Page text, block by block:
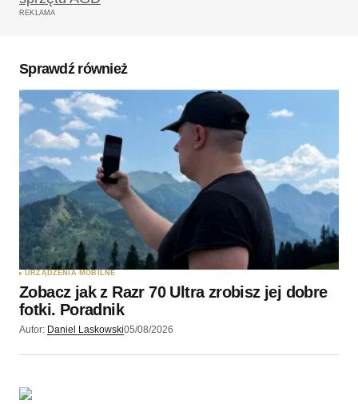
REKLAMA
Sprawdź również
URZĄDZENIA MOBILNE
Zobacz jak z Razr 70 Ultra zrobisz jej dobre
fotki. Poradnik
Autor: Daniel Laskowski05/08/2026